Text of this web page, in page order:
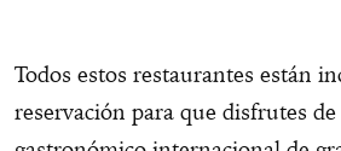
Todos estos restaurantes están
reservación para que disfrutes